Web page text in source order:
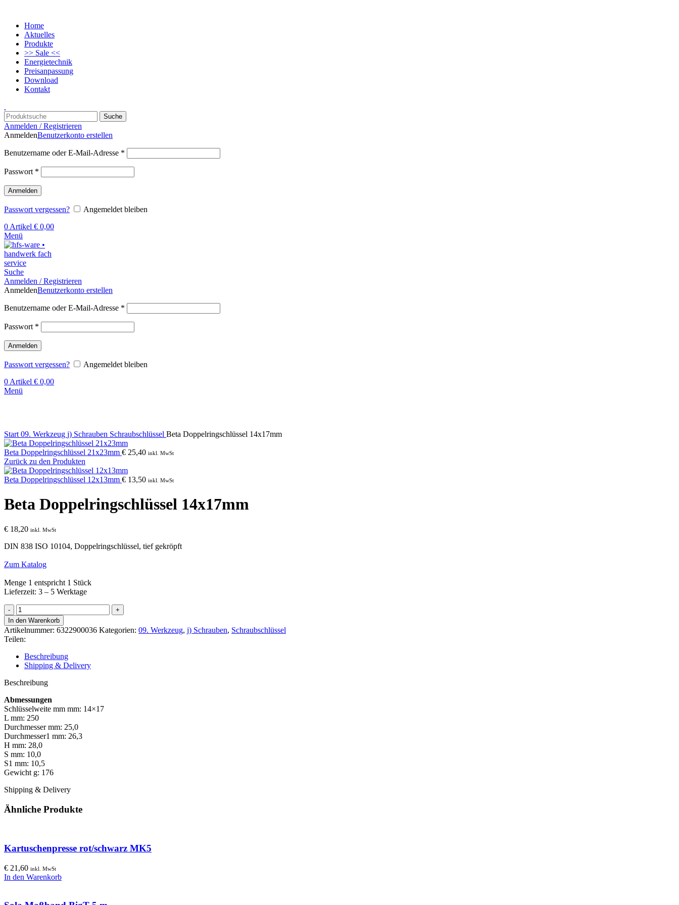
Home
Aktuelles
Produkte
>> Sale <<
Energietechnik
Preisanpassung
Download
Kontakt
Suche
Anmelden / Registrieren
AnmeldenBenutzerkonto erstellen
Benutzername oder E-Mail-Adresse *
Passwort *
Anmelden
Passwort vergessen?
Angemeldet bleiben
0 Artikel € 0,00
Menü
Suche
Anmelden / Registrieren
AnmeldenBenutzerkonto erstellen
Benutzername oder E-Mail-Adresse *
Passwort *
Anmelden
Passwort vergessen?
Angemeldet bleiben
0 Artikel € 0,00
Menü
Start 09. Werkzeug j) Schrauben Schraubschlüssel Beta Doppelringschlüssel 14x17mm
Beta Doppelringschlüssel 21x23mm € 25,40 inkl. MwSt
Zurück zu den Produkten
Beta Doppelringschlüssel 12x13mm € 13,50 inkl. MwSt
Beta Doppelringschlüssel 14x17mm
€ 18,20 inkl. MwSt
DIN 838 ISO 10104, Doppelringschlüssel, tief gekröpft
Zum Katalog
Menge 1 entspricht 1 Stück
Lieferzeit: 3 – 5 Werktage
Beta
Doppelringschlüssel
14x17mm
Menge
In den Warenkorb
Artikelnummer: 6322900036 Kategorien: 09. Werkzeug, j) Schrauben, Schraubschlüssel
Teilen:
Beschreibung
Shipping & Delivery
Beschreibung
Abmessungen
Schlüsselweite mm mm: 14×17
L mm: 250
Durchmesser mm: 25,0
Durchmesser1 mm: 26,3
H mm: 28,0
S mm: 10,0
S1 mm: 10,5
Gewicht g: 176
Shipping & Delivery
Ähnliche Produkte
Kartuschenpresse rot/schwarz MK5
€ 21,60 inkl. MwSt
In den Warenkorb